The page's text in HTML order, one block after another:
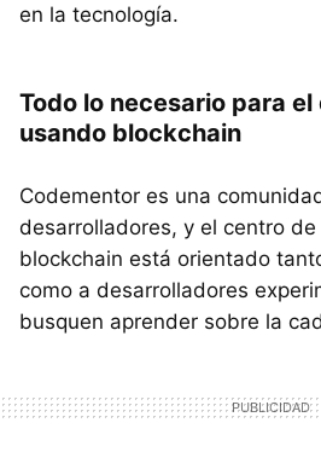
en la tecnología.
Todo lo necesario para
usando blockchain
Codementor es una
desarrolladores, y el centro
blockchain está orientado
como a desarrolladores
busquen aprender sobre la